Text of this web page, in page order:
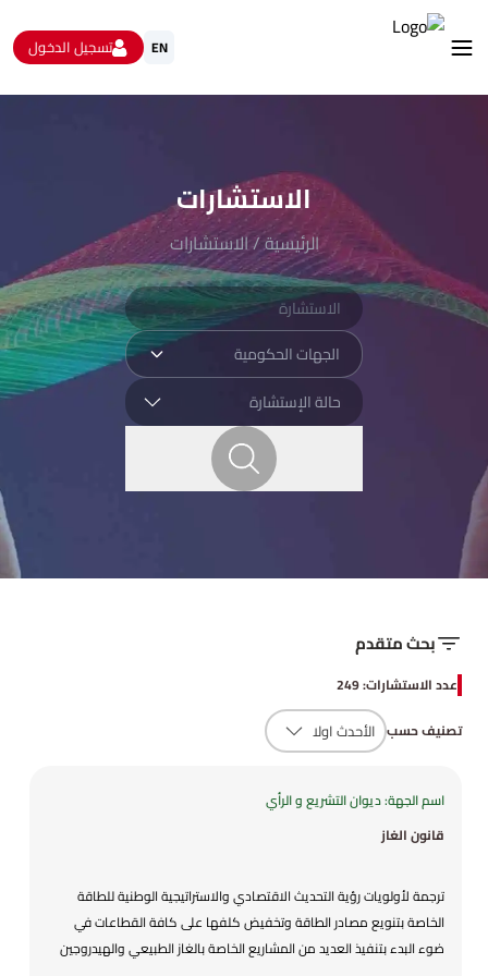
EN تسجيل الدخول
الاستشارات
الرئيسية/الاستشارات
الجهات الحكومية
بحث متقدم
عدد الاستشارات: 249
تصنيف حسب
اسم الجهة: ديوان التشريع و الرأي
قانون الغاز
ترجمة لأولويات رؤية التحديث الاقتصادي والاستراتيجية الوطنية للطاقة
الخاصة بتنويع مصادر الطاقة وتخفيض كلفها على كافة القطاعات في
ضوء البدء بتنفيذ العديد من المشاريع الخاصة بالغاز الطبيعي والهيدروجين